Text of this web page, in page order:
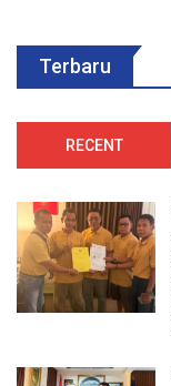
Terbaru
RECENT